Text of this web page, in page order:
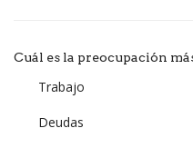
Cuál es la preocupación
Trabajo
Deudas